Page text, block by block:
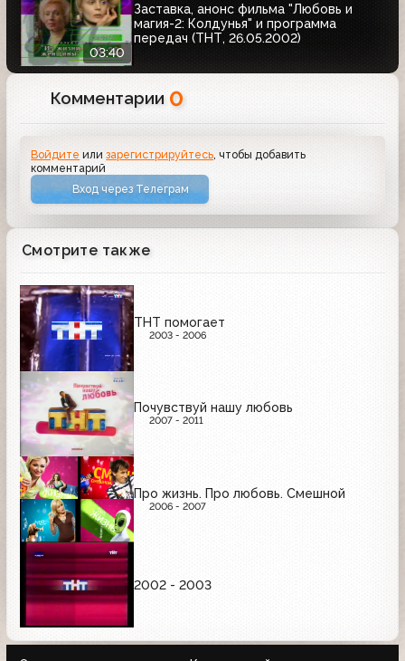
03:40
Заставка, анонс фильма "Любовь и
магия-2: Колдунья" и программа
передач (ТНТ, 26.05.2002)
Комментарии 0
Войдите илизарегистрируйтесь , чтобы добавить
комментарий
Вход через Телеграм
Смотрите также
ТНТ помогает
2003 - 2006
Почувствуй нашу любовь
2007 - 2011
Про жизнь. Про любовь. Смешной
2006 - 2007
2002 - 2003